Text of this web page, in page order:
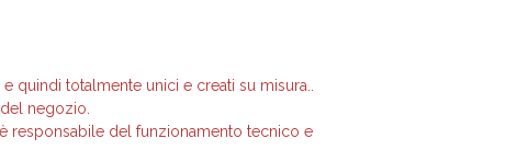
totalmente unici e creati su misura..
negozio.
responsabile del funzionamento tecnico e